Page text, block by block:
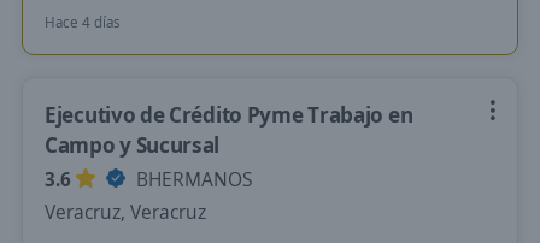
Hace 4 días
Ejecutivo de Crédito Pyme Trabajo en
Campo y Sucursal
3.6
BHERMANOS
Veracruz, Veracruz